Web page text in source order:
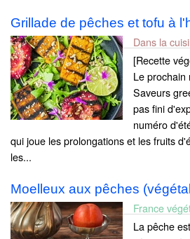
Grillade de pêches et tofu à
Dans la
[Recette
Le prochain
Saveurs
pas fini
numéro
qui joue les prolongations et les fruits
les...
Moelleux aux pêches
France
La pêche